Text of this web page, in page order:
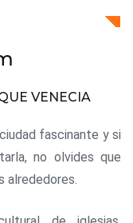
VENECIA
fascinante y si
no olvides que
alrededores.